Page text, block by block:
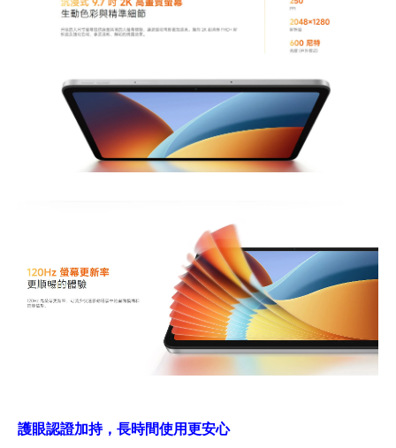
護眼認證加持，長時間使用更安心